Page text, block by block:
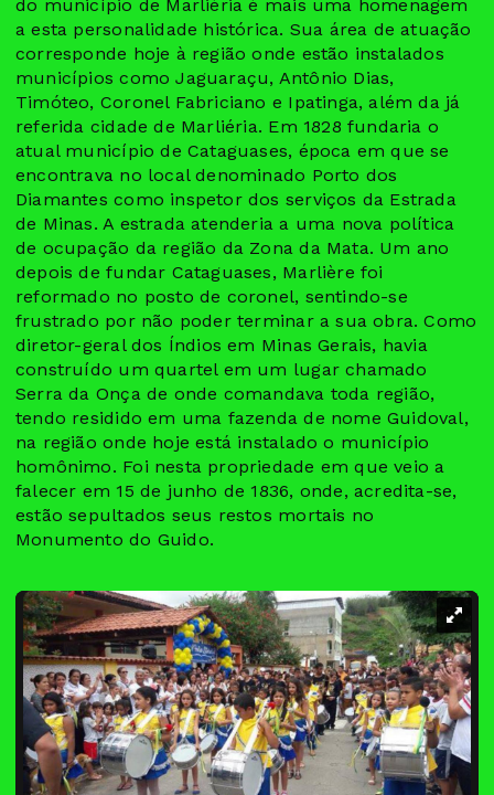
do município de Marliéria é mais uma homenagem
a esta personalidade histórica. Sua área de atuação
corresponde hoje à região onde estão instalados
municípios como Jaguaraçu, Antônio Dias,
Timóteo, Coronel Fabriciano e Ipatinga, além da já
referida cidade de Marliéria. Em 1828 fundaria o
atual município de Cataguases, época em que se
encontrava no local denominado Porto dos
Diamantes como inspetor dos serviços da Estrada
de Minas. A estrada atenderia a uma nova política
de ocupação da região da Zona da Mata. Um ano
depois de fundar Cataguases, Marlière foi
reformado no posto de coronel, sentindo-se
frustrado por não poder terminar a sua obra. Como
diretor-geral dos Índios em Minas Gerais, havia
construído um quartel em um lugar chamado
Serra da Onça de onde comandava toda região,
tendo residido em uma fazenda de nome Guidoval,
na região onde hoje está instalado o município
homônimo. Foi nesta propriedade em que veio a
falecer em 15 de junho de 1836, onde, acredita-se,
estão sepultados seus restos mortais no
Monumento do Guido.